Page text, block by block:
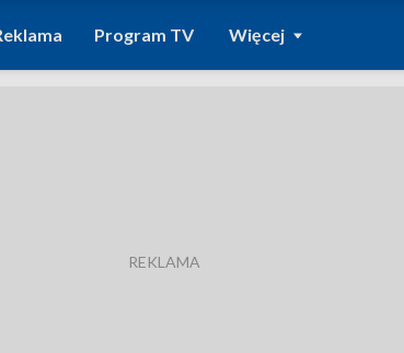
Program TV Więcej